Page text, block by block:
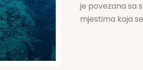
je povezana sa
mjestima koja